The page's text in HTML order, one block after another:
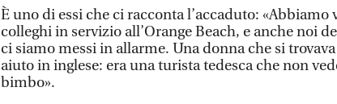
È uno di essi che ci racconta l’accaduto: «Abbiamo
colleghi in servizio all’Orange Beach, e anche noi
ci siamo messi in allarme. Una donna che si
aiuto in inglese: era una turista tedesca che non
bimbo».